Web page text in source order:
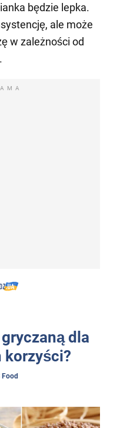
będzie lepka.
ale może
w zależności od
dla
korzyści?
Food